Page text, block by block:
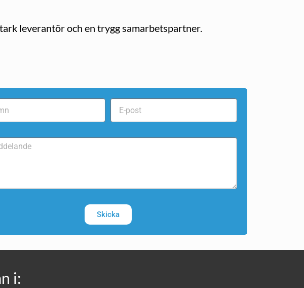
leverantör och en trygg samarbetspartner.
Skicka
i: